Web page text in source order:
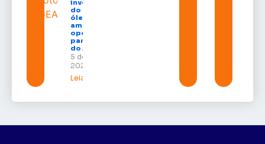
investidores
do setor de
óleo e gás e
amplia
oportunidades
para empresas
do Amapá
5 de agosto de
2026
Leia mais »